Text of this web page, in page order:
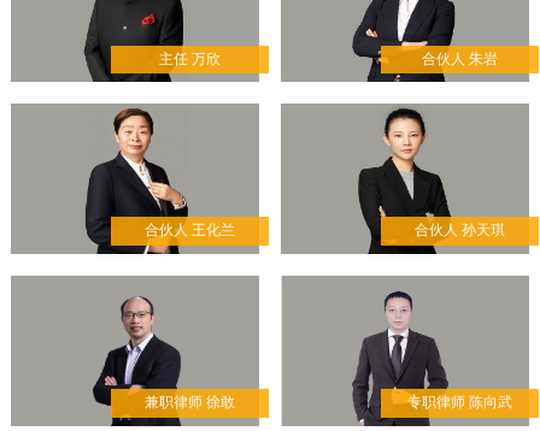
法实践经验使有关金融纠
纷得到顺利解决。
主任 万欣 合伙人 朱岩
合伙人 王化兰 合伙人 孙天琪
兼职律师 徐敢 专职律师 陈向武